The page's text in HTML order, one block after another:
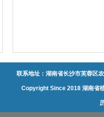
联系地址：湖南省长沙市芙蓉区
Copyright Since 2018 湖南